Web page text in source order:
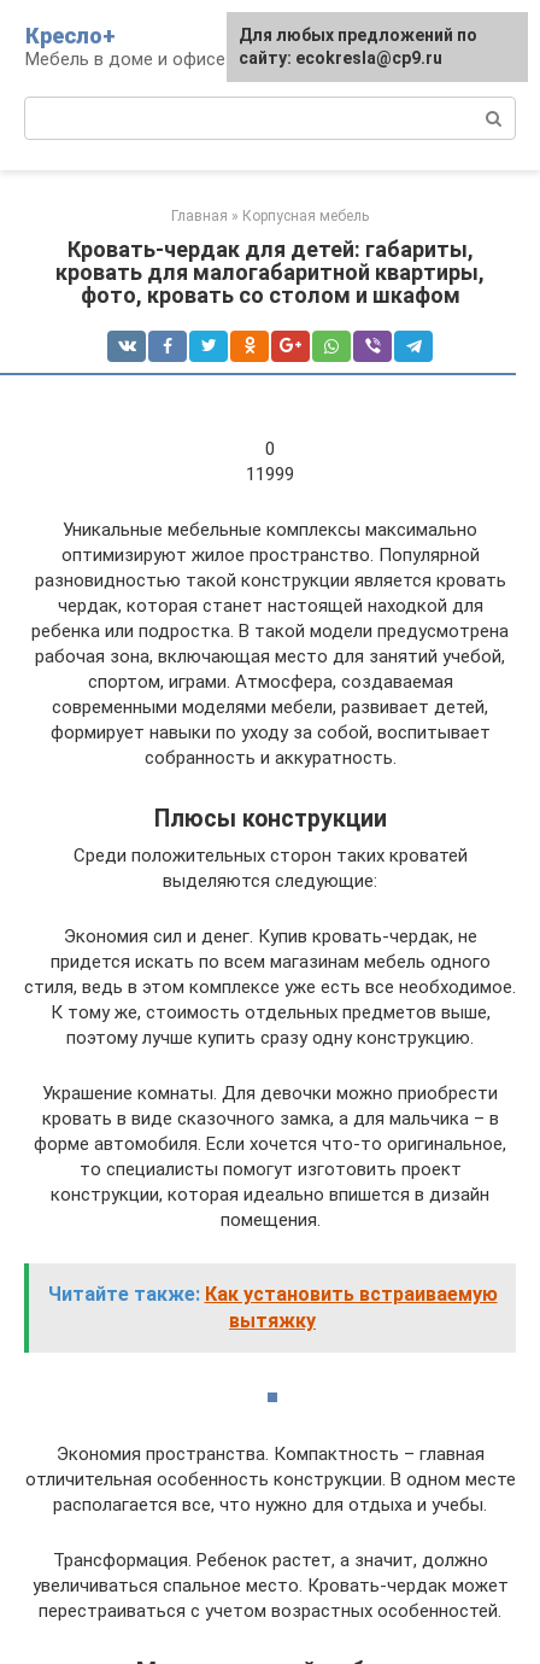
контенту
Кресло+
Мебель в доме и офисе
Главная » Корпусная мебель
Кровать-чердак для детей: габариты,
кровать для малогабаритной квартиры,
фото, кровать со столом и шкафом
0
11999
Уникальные мебельные комплексы максимально
оптимизируют жилое пространство. Популярной
разновидностью такой конструкции является кровать
чердак, которая станет настоящей находкой для
ребенка или подростка. В такой модели предусмотрена
рабочая зона, включающая место для занятий учебой,
спортом, играми. Атмосфера, создаваемая
современными моделями мебели, развивает детей,
формирует навыки по уходу за собой, воспитывает
собранность и аккуратность.
Плюсы конструкции
Среди положительных сторон таких кроватей
выделяются следующие:
Экономия сил и денег. Купив кровать-чердак, не
придется искать по всем магазинам мебель одного
стиля, ведь в этом комплексе уже есть все необходимое.
К тому же, стоимость отдельных предметов выше,
поэтому лучше купить сразу одну конструкцию.
Украшение комнаты. Для девочки можно приобрести
кровать в виде сказочного замка, а для мальчика – в
форме автомобиля. Если хочется что-то оригинальное,
то специалисты помогут изготовить проект
конструкции, которая идеально впишется в дизайн
помещения.
Читайте также: Как установить встраиваемую
вытяжку
Экономия пространства. Компактность – главная
отличительная особенность конструкции. В одном месте
располагается все, что нужно для отдыха и учебы.
Трансформация. Ребенок растет, а значит, должно
увеличиваться спальное место. Кровать-чердак может
перестраиваться с учетом возрастных особенностей.
Для любых предложений по
сайту: ecokresla@cp9.ru